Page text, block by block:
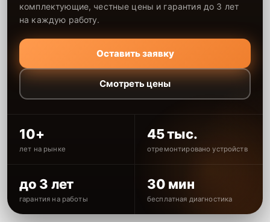
комплектующие, честные цены и гарантия до 3 лет
на каждую работу.
Оставить заявку
Смотреть цены
10+
лет на рынке
45 тыс.
отремонтировано устройств
до 3 лет
гарантия на работы
30 мин
бесплатная диагностика